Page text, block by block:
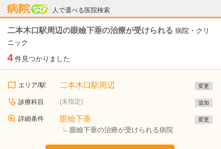
人で選べる医院検索
病院なび
二本木口駅周辺の眼瞼下垂の治療が受けられる 病院・クリ
ニック
4 件見つかりました
エリア/駅 二本木口駅周辺 変更
診療科目 (未指定) 追加
詳細条件 眼瞼下垂
眼瞼下垂の治療が受けられる病院
変更